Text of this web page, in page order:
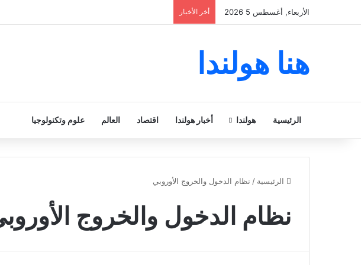
الأربعاء, أغسطس 5 2026 أخر الأخبار
هنا هولندا
الرئيسية هولندا أخبار هولندا اقتصاد العالم علوم وتكنولوجيا
الرئيسية / نظام الدخول والخروج الأوروبي
نظام الدخول والخروج